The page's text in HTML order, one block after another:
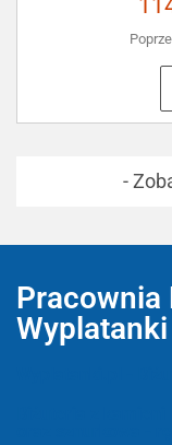
-
Pracownia
Wyplatanki